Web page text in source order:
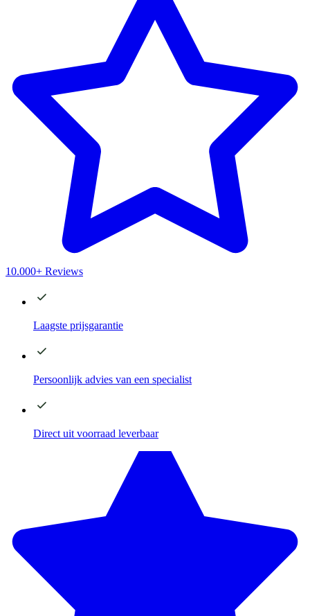
10.000+ Reviews
Laagste prijsgarantie
Persoonlijk advies van een specialist
Direct uit voorraad leverbaar